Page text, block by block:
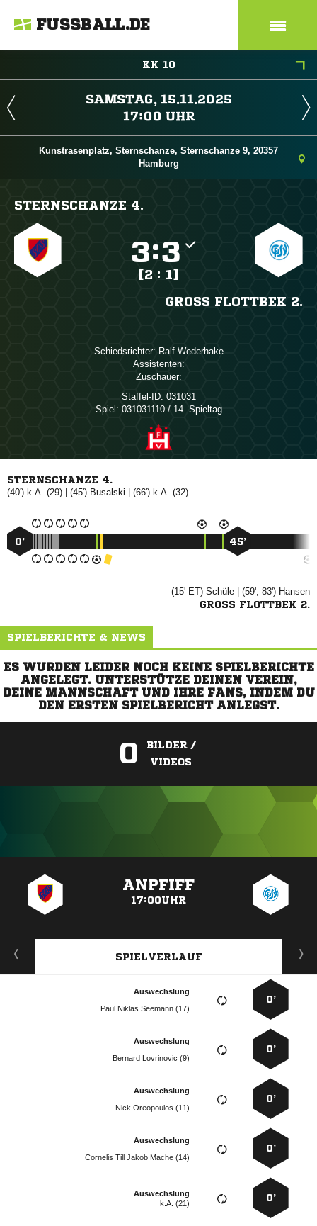
FUSSBALL.DE
KK 10
 
 
Kunstrasenplatz, Sternschanze, Sternschanze 9, 20357
Hamburg
STERNSCHANZE 4.
:
[2 : 1]
GROSS FLOTTBEK 2.
Schiedsrichter:  
Assistenten:
Zuschauer:
Staffel-ID: 031031
Spiel: 031031110 / 14. Spieltag
STERNSCHANZE 4.
(40') k.A. (29) | (45')  | (66') k.A. (32)
0’ 45’
(15' ET)  | (59', 83') 
GROSS FLOTTBEK 2.
SPIELBERICHTE & NEWS
ES WURDEN LEIDER NOCH KEINE SPIELBERICHTE
ANGELEGT. UNTERSTÜTZE DEINEN VEREIN,
DEINE MANNSCHAFT UND IHRE FANS, INDEM DU
DEN ERSTEN SPIELBERICHT ANLEGST.
0
BILDER /
VIDEOS
ANPFIFF
17:00UHR
SPIELVERLAUF
0’
Auswechslung
   
0’
Auswechslung
  
0’
Auswechslung
  
0’
Auswechslung
    
0’
Auswechslung
k.A. (21)